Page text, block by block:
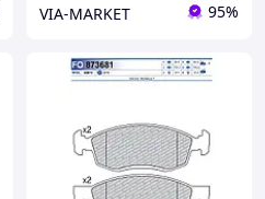
VIA-MARKET 95%